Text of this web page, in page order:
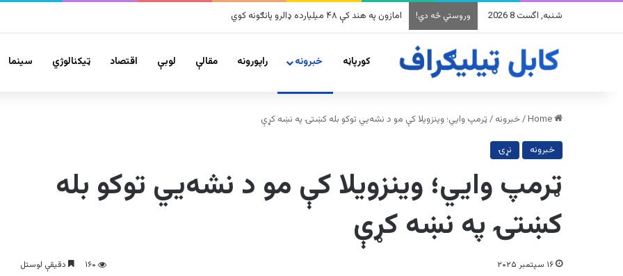
شنبه, اگست 8 2026 وروستي څه دي! په وینزویلا کې زورورو زلزلو پراخ زیانونه اړولي
کورپاڼه خبرونه راپورونه مقالې لوبې اقتصاد ټیکنالوژي سينما
/خبرونه / ټرمپ وایي؛ وینزویلا کې مو د نشه‌يي توکو بله کښتۍ په نښه کړې
خبرونه نړۍ
ټرمپ وایي؛ وینزویلا کې مو د نشه‌يي توکو بله
کښتۍ په نښه کړې
۱۶ سپتمبر ۲۰۲۵ ۱۶۰ دقیقې لوستل